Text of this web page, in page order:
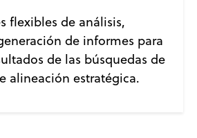
flexibles de análisis,
de informes para
de las búsquedas de
alineación estratégica.